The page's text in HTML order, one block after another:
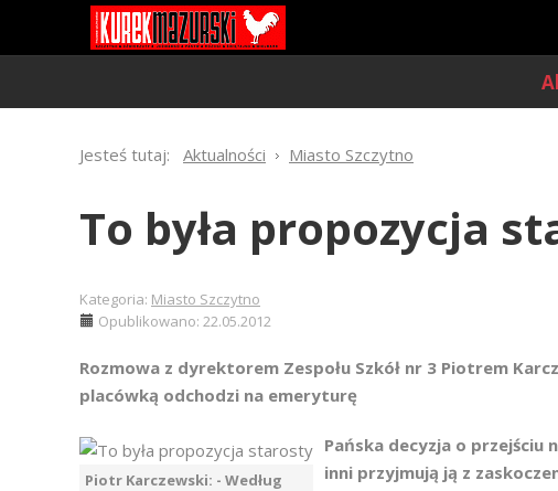
Jesteś tutaj: Aktualności Miasto Szczytno
To była propozycja
Kategoria: Miasto Szczytno
Opublikowano: 22.05.2012
Rozmowa z dyrektorem Zespołu Szkół nr 3 Piotrem
placówką odchodzi na emeryturę
Piotr Karczewski: - Według
Pańska decyzja o przejściu
inni przyjmują ją z